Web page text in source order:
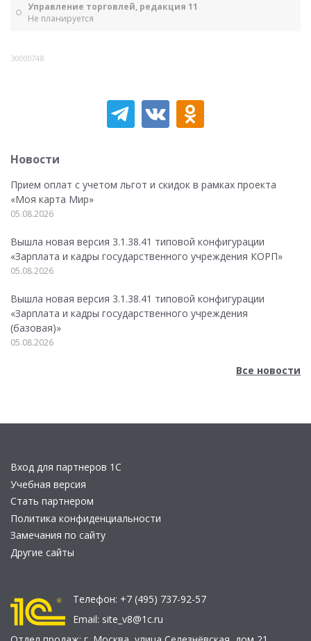
Управление торговлей, редакция 11
Не планируется
30000748
Новости
Прием оплат с учетом льгот и скидок в рамках проекта
«Моя карта Мир»
05.08.2026
Вышла новая версия 3.1.38.41 типовой конфигурации
«Зарплата и кадры государственного учреждения КОРП»
05.08.2026
Вышла новая версия 3.1.38.41 типовой конфигурации
«Зарплата и кадры государственного учреждения
(базовая)»
05.08.2026
Все новости
Вход для партнеров 1С
Учебная версия
Стать партнером
Политика конфиденциальности
Замечания по сайту
Другие сайты
Телефон: +7 (495) 737-92-57
Email: site_v8@1c.ru